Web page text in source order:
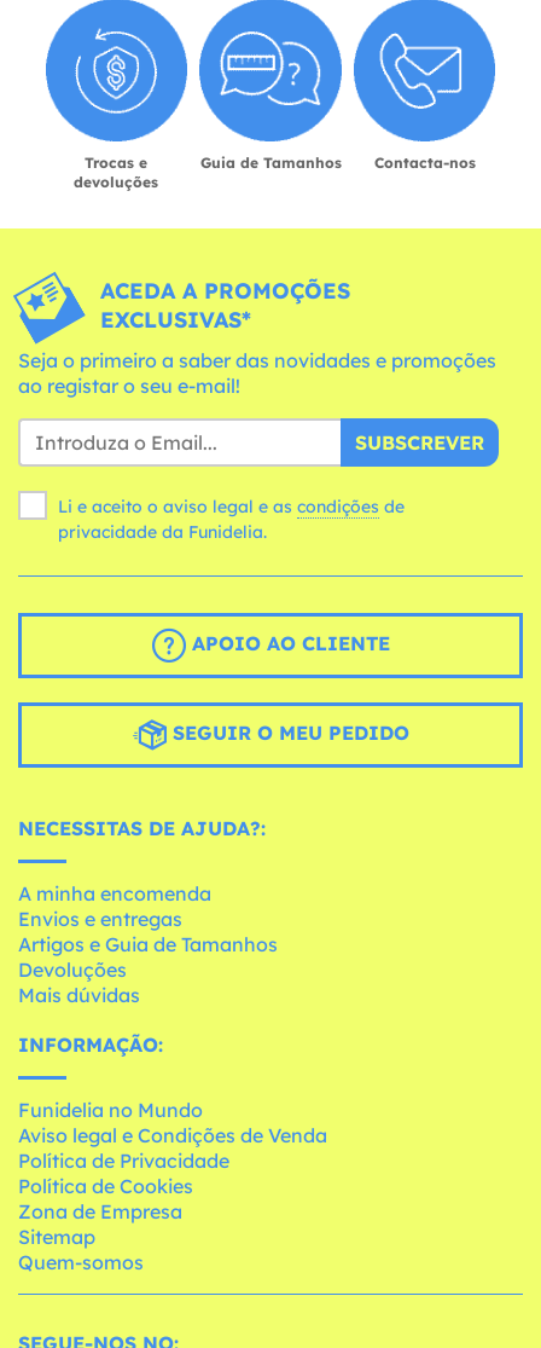
Trocas e
devoluções
Guia de Tamanhos Contacta-nos
ACEDA A PROMOÇÕES
EXCLUSIVAS*
Seja o primeiro a saber das novidades e promoções
ao registar o seu e-mail!
SUBSCREVER
Li e aceito o aviso legal e as condições
privacidade da Funidelia.
APOIO AO CLIENTE
SEGUIR O MEU PEDIDO
NECESSITAS DE AJUDA?:
A minha encomenda
Envios e entregas
Artigos e Guia de Tamanhos
Devoluções
Mais dúvidas
INFORMAÇÃO:
Funidelia no Mundo
Aviso legal e Condições de Venda
Política de Privacidade
Política de Cookies
Zona de Empresa
Sitemap
Quem-somos
SEGUE-NOS NO: